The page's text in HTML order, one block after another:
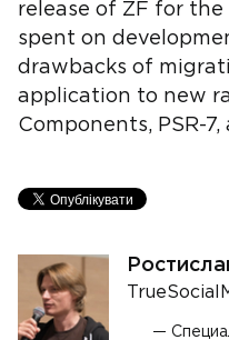
release of ZF for
spent on
drawbacks of
application to new
Components, PSR-